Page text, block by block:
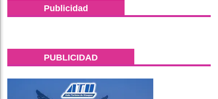
Publicidad
PUBLICIDAD